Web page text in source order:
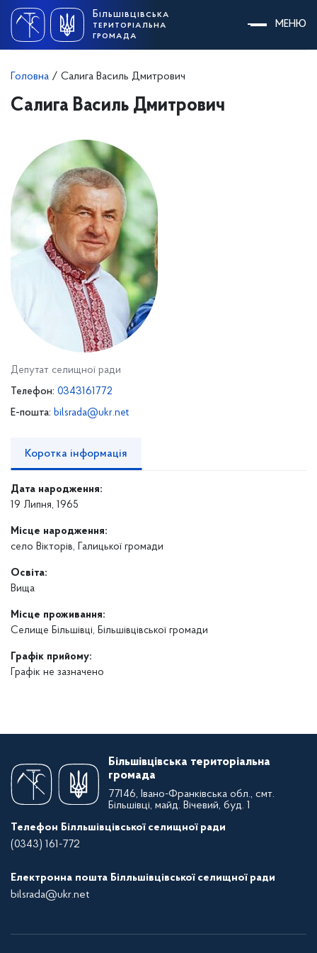
content
Більшівцівська
територіальна
громада
МЕНЮ
Головна / Салига Василь Дмитрович
Салига Василь Дмитрович
Депутат селищної ради
Телефон: 0343161772
E-пошта: bilsrada@ukr.net
Коротка інформація
Дата народження:
19 Липня, 1965
Місце народження:
село Вікторів, Галицької громади
Освіта:
Вища
Місце проживання:
Селище Більшівці, Більшівцівської громади
Графік прийому:
Графік не зазначено
Більшівцівська територіальна
громада
77146, Івано-Франківська обл., смт.
Більшівці, майд. Вічевий, буд. 1
Телефон Білльшівцівської селищної ради
(0343) 161-772
Електронна пошта Білльшівцівської селищної ради
bilsrada@ukr.net